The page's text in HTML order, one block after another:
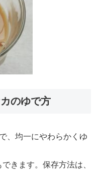
のゆで方
、均一にやわらかくゆ
きます。保存方法は、